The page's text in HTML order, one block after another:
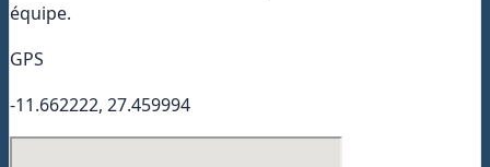
équipe.
GPS
-11.662222, 27.459994